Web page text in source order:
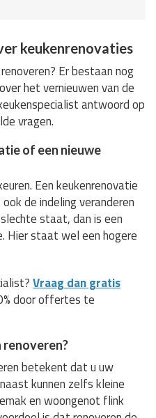
keukenrenovaties
Er bestaan nog
het vernieuwen van de
antwoord op
vragen.
of een nieuwe
Een keukenrenovatie
de indeling veranderen
staat, dan is een
Hier staat wel een hogere
Vraag dan gratis
door offertes te
renoveren?
betekent dat u uw
kunnen zelfs kleine
en woongenot flink